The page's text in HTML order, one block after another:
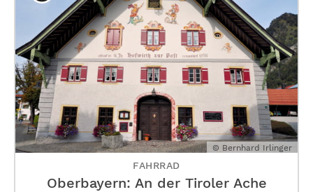
© Bernhard Irlinger
FAHRRAD
Oberbayern: An der Tiroler Ache